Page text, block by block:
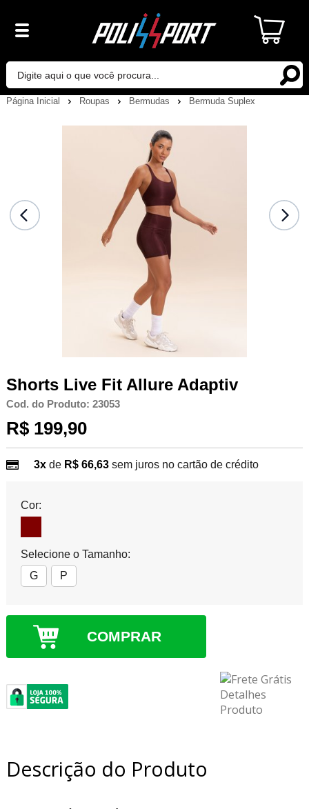
Página Inicial Roupas Bermudas Bermuda Suplex
Shorts Live Fit Allure Adaptiv
Cod. do Produto: 23053
R$ 199,90
3xde R$ 66,63 sem juros no cartão de crédito
Cor:
Selecione o Tamanho:
G
P
COMPRAR
Descrição do Produto